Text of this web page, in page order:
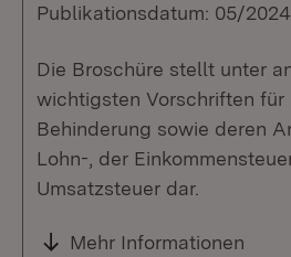
Publikationsdatum: 05/2024
Die Broschüre stellt unter
wichtigsten Vorschriften für
Behinderung sowie deren
Lohn-, der
Umsatzsteuer dar.
Mehr Informationen